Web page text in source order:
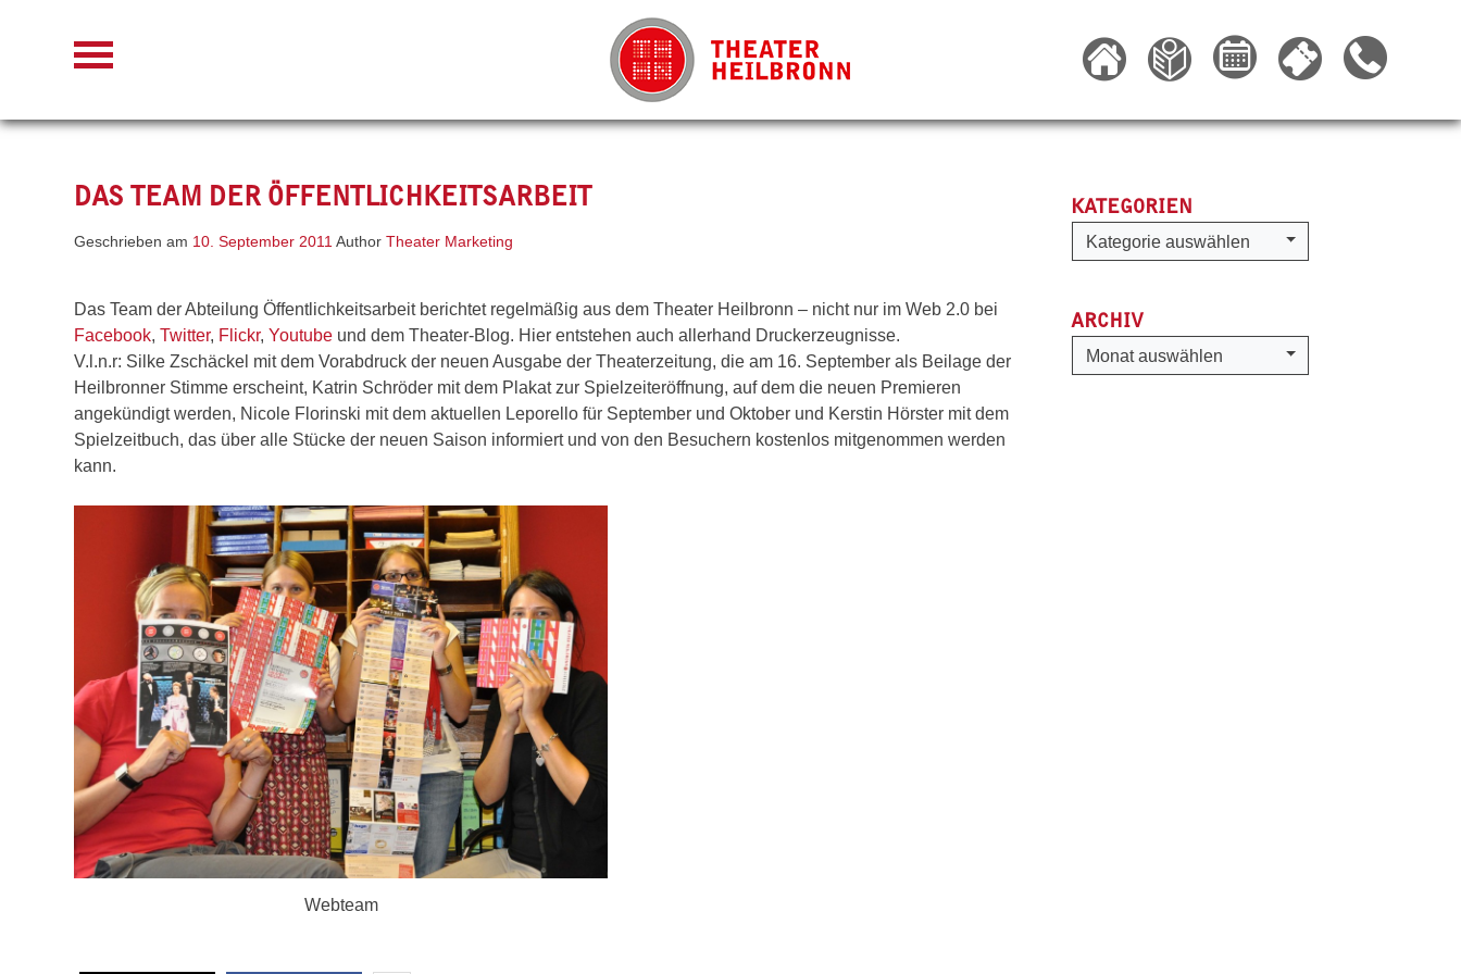
DAS TEAM DER ÖFFENTLICHKEITSARBEIT
Geschrieben am 10. September 2011 Author Theater Marketing
Das Team der Abteilung Öffentlichkeitsarbeit berichtet regelmäßig aus dem Theater Heilbronn – nicht nur im Web 2.0 bei
Facebook, Twitter, Flickr, Youtube und dem Theater-Blog. Hier entstehen auch allerhand Druckerzeugnisse.
V.l.n.r: Silke Zschäckel mit dem Vorabdruck der neuen Ausgabe der Theaterzeitung, die am 16. September als Beilage der
Heilbronner Stimme erscheint, Katrin Schröder mit dem Plakat zur Spielzeiteröffnung, auf dem die neuen Premieren
angekündigt werden, Nicole Florinski mit dem aktuellen Leporello für September und Oktober und Kerstin Hörster mit dem
Spielzeitbuch, das über alle Stücke der neuen Saison informiert und von den Besuchern kostenlos mitgenommen werden
kann.
Webteam
KATEGORIEN
Kategorien
Kategorie auswählen
ARCHIV
Archiv
Monat auswählen